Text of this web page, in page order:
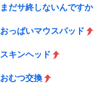
まだサ終しないんですか
おっぱいマウスパッド
スキンヘッド
おむつ交換